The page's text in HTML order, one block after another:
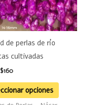
de perlas de río
cultivadas
$160
opciones
Las
opciones
se
página